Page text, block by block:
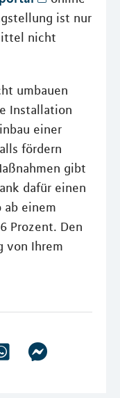
ist nur
nicht
umbauen
Installation
einer
fördern
gibt
dafür einen
ab einem
Prozent. Den
von Ihrem